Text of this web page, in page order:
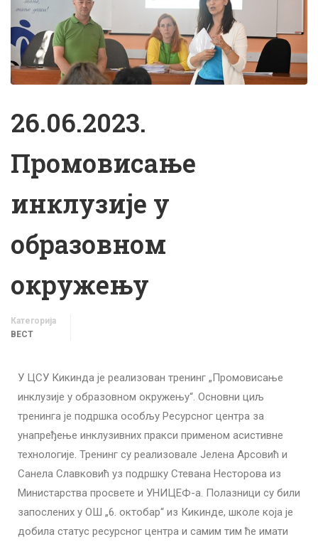
26.06.2023.
Промовисање
инклузије у
образовном
окружењу
Категорија
ВЕСТ
У ЦСУ Кикинда је реализован тренинг „Промовисање
инклузије у образовном окружењу“. Основни циљ
тренинга је подршка особљу Ресурсног центра за
унапређење инклузивних пракси применом асистивне
технологије. Тренинг су реализовале Јелена Арсовић и
Санела Славковић уз подршку Стевана Несторова из
Министарства просвете и УНИЦЕФ-а. Полазници су били
запослених у ОШ „6. октобар“ из Кикинде, школе која је
добила статус ресурсног центра и самим тим ће имати